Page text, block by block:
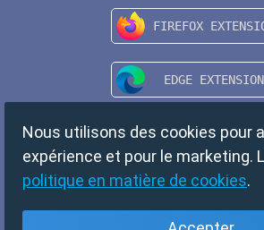
Nous utilisons des cookies pour
expérience et pour le marketing.
politique en matière de cookies.